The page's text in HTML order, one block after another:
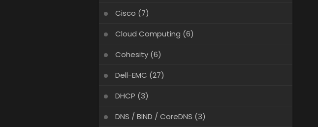
Cisco (7)
Cloud Computing (6)
Cohesity(6)
Dell-EMC (27)
DHCP (3)
DNS / BIND / CoreDNS (3)